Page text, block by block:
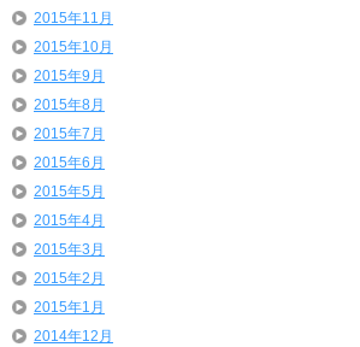
2015年11月
2015年10月
2015年9月
2015年8月
2015年7月
2015年6月
2015年5月
2015年4月
2015年3月
2015年2月
2015年1月
2014年12月